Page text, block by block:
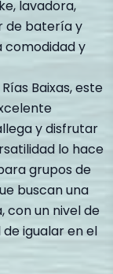
lavadora,
de batería y
comodidad y
Baixas, este
y disfrutar
lo hace
grupos de
buscan una
un nivel de
igualar en el